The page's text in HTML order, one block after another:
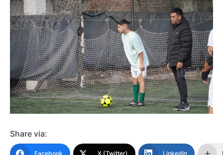
Share via:
Facebook X (Twitter) LinkedIn